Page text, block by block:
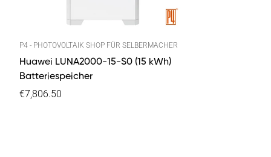
P4 - PHOTOVOLTAIK SHOP FÜR SELBERMACHER
Huawei LUNA2000-15-S0 (15 kWh)
Batteriespeicher
€7,806.50